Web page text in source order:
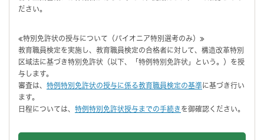
ださい。
≪特別免許状の授与について（パイオニア特別選考のみ）≫
教育職員検定を実施し、教育職員検定の合格者に対して、構造改革特別
区域法に基づき特別免許状（以下、「特例特別免許状」という。）を授
与します。
審査は、 特例特別免許状の授与に係る教育職員検定の基準に基づき行い
ます。
日程については、 特例特別免許状授与までの手続き を御確認ください。